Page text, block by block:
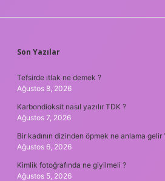
SIDEBAR
Son Yazılar
Tefsirde ıtlak ne demek ?
Ağustos 8, 2026
Karbondioksit nasıl yazılır TDK ?
Ağustos 7, 2026
Bir kadının dizinden öpmek ne anlama gelir
Ağustos 6, 2026
Kimlik fotoğrafında ne giyilmeli ?
Ağustos 5, 2026